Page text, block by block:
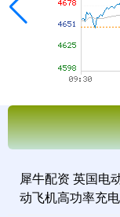
犀牛配资 英国电
动飞机高功率充